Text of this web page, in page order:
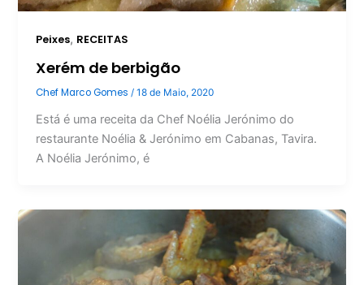
Peixes, RECEITAS
Xerém de berbigão
Chef Marco Gomes/18 de Maio, 2020
Está é uma receita da Chef Noélia Jerónimo do
restaurante Noélia & Jerónimo em Cabanas, Tavira.
A Noélia Jerónimo, é